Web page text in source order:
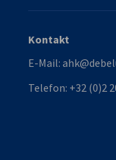
Kontakt
E-Mail:
Telefon: +32 (0)2